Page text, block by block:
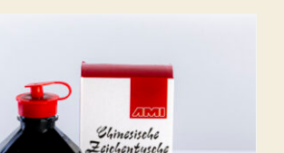
initial
€14,00.€10,00.